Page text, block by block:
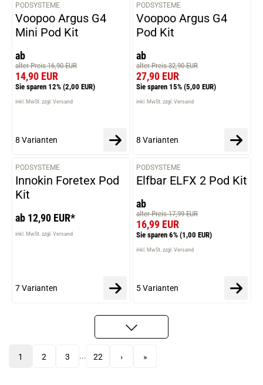
PODSYSTEME
Voopoo Argus G4
Mini Pod Kit
ab
alter Preis 16,90 EUR
14,90 EUR
Sie sparen 12% (2,00 EUR)
inkl. MwSt. zzgl. Versand
8 Varianten
PODSYSTEME
Voopoo Argus G4
Pod Kit
ab
alter Preis 32,90 EUR
27,90 EUR
Sie sparen 15% (5,00 EUR)
inkl. MwSt. zzgl. Versand
8 Varianten
VARIANTEN
PODSYSTEME
Innokin Foretex Pod
Kit
ab 12,90 EUR*
inkl. MwSt. zzgl. Versand
7 Varianten
VARIANTEN
PODSYSTEME
Elfbar ELFX 2 Pod Kit
ab
alter Preis 17,99 EUR
16,99 EUR
Sie sparen 6% (1,00 EUR)
inkl. MwSt. zzgl. Versand
5 Varianten
1 2 3 ... 22 › »